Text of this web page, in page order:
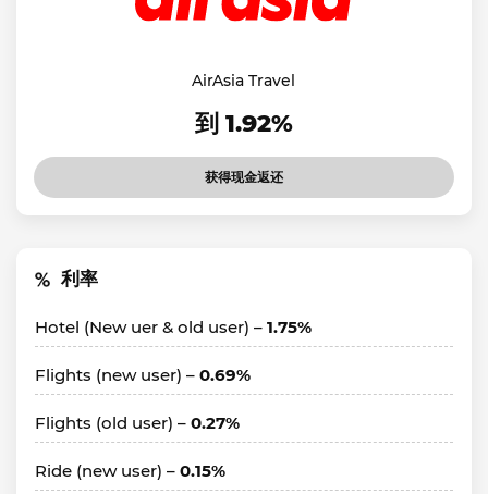
AirAsia Travel
到 1.92%
获得现金返还
利率
Hotel (New uer & old user) – 1.75%
Flights (new user) – 0.69%
Flights (old user) – 0.27%
Ride (new user) – 0.15%